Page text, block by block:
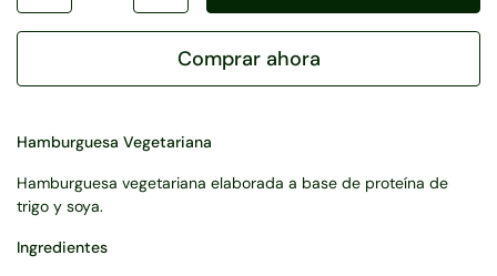
Comprar ahora
Hamburguesa Vegetariana
Hamburguesa vegetariana elaborada a base de proteína de
trigo y soya.
Ingredientes